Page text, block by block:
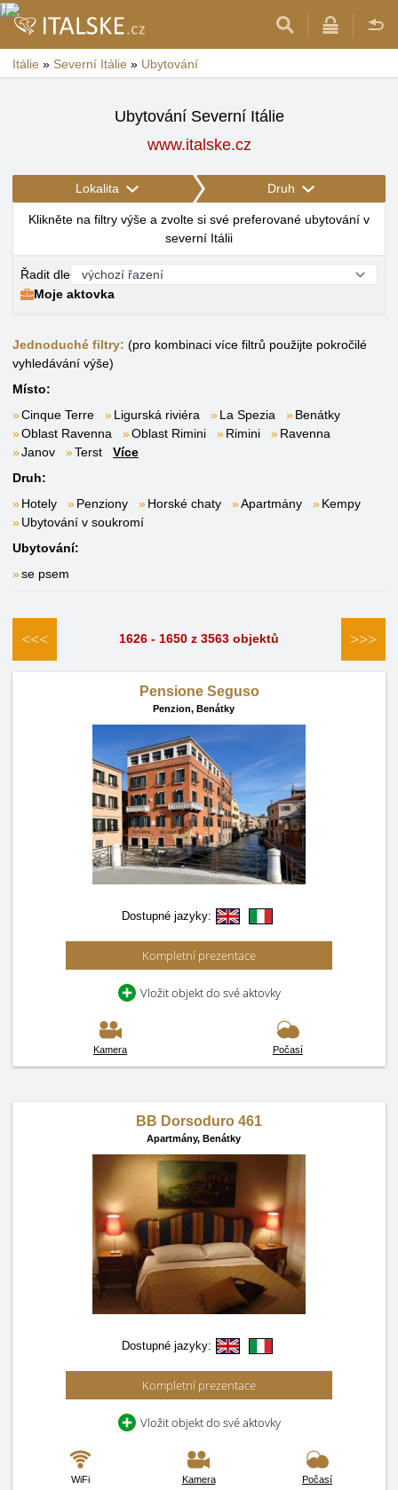
Itálie » Severní Itálie » Ubytování
Ubytování Severní Itálie
www.italske.cz
Lokalita Druh
Klikněte na filtry výše a zvolte si své preferované ubytování v
severní Itálii
Řadit dle
Moje aktovka
Jednoduché filtry: (pro kombinaci více filtrů použijte pokročilé
vyhledávání výše)
Místo:
Cinque Terre
Ligurská riviéra La Spezia
Benátky
Oblast Ravenna
Oblast Rimini Rimini
Ravenna
Janov
Terst
Více
Druh:
Hotely
Penziony Horské chaty Apartmány
Kempy
Ubytování v soukromí
Ubytování:
se psem
<<< 1626 - 1650 z 3563 objektů >>>
Pensione Seguso
Penzion, Benátky
Dostupné jazyky:
Kompletní prezentace
Vložit objekt do své aktovky
Kamera Počasí
BB Dorsoduro 461
Apartmány, Benátky
Dostupné jazyky:
Kompletní prezentace
Vložit objekt do své aktovky
WiFi Kamera Počasí